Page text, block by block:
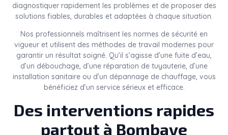
diagnostiquer rapidement les problèmes et de proposer des
solutions fiables, durables et adaptées à chaque situation.
Nos professionnels maîtrisent les normes de sécurité en
vigueur et utilisent des méthodes de travail modernes pour
garantir un résultat soigné. Qu’il s’agisse d’une fuite d’eau,
d’un débouchage, d’une réparation de tuyauterie, d’une
installation sanitaire ou d’un dépannage de chauffage, vous
bénéficiez d’un service sérieux et efficace.
Des interventions rapides
partout à Bombaye